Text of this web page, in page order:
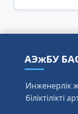
АЭжБУ
Инженерлік
біліктілікті